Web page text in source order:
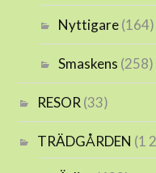
Nyttigare(164)
Smaskens (258)
RESOR(33)
TRÄDGÅRDEN (1